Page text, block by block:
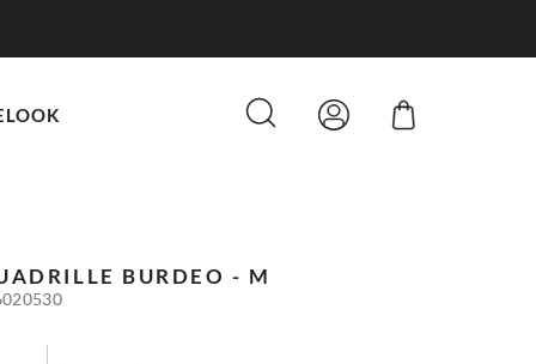
BURDEO - M